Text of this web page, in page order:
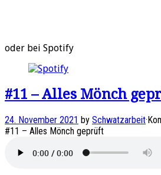
oder bei Spotify
#11 – Alles Mönch
24. November 2021 by Schwatzarbeit·
#11 – Alles Mönch geprüft